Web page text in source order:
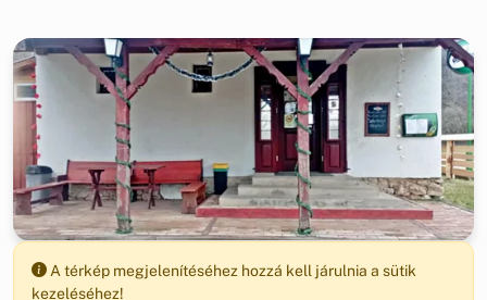
A térkép megjelenítéséhez hozzá kell járulnia a sütik
kezeléséhez!